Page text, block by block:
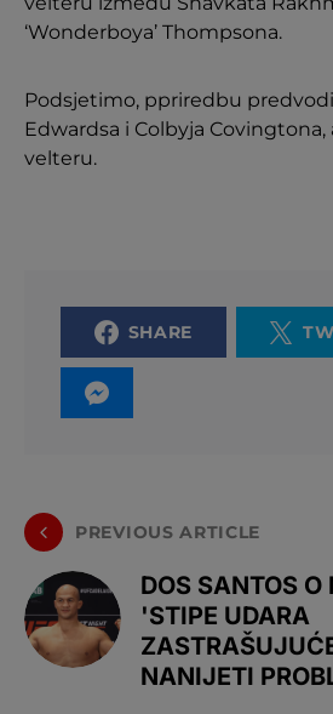
‘Wonderboya’ Thompsona.
Podsjetimo, ppriredbu
Edwardsa i Colbyja Covingtona,
velteru.
SHARE
PREVIOUS ARTICLE
DOS SANTOS
'STIPE UDARA
NANIJETI